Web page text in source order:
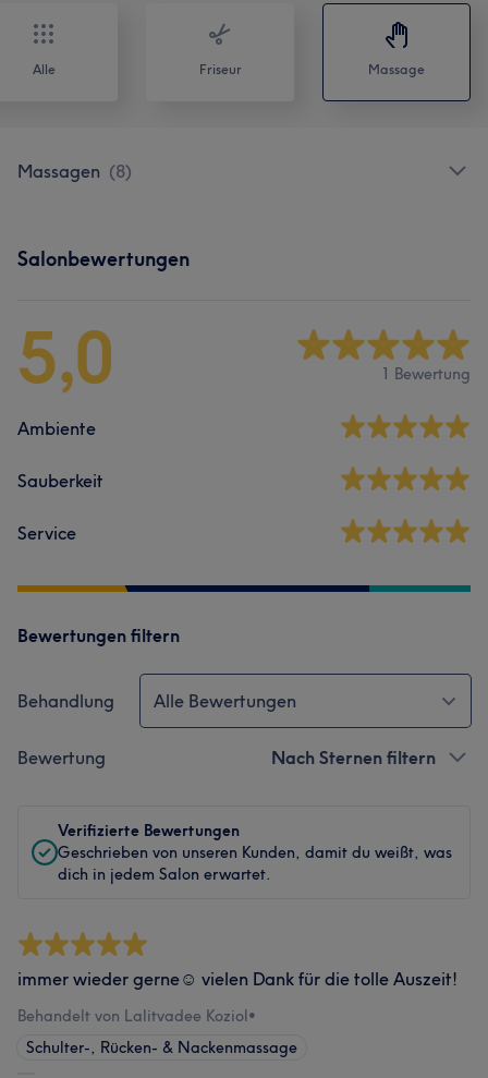
Alle Friseur Massage
Massagen (8)
Salonbewertungen
5,0 1 Bewertung
Ambiente
Sauberkeit
Service
Bewertungen filtern
Behandlung Alle Bewertungen
Bewertung Nach Sternen filtern
Verifizierte Bewertungen
Geschrieben von unseren Kunden, damit du weißt, was
dich in jedem Salon erwartet.
immer wieder gerne☺️ vielen Dank für die tolle Auszeit!
Behandelt von Lalitvadee Koziol•
Schulter-, Rücken- & Nackenmassage